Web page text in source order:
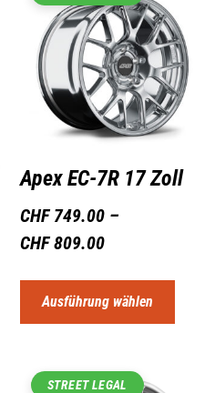
Apex EC-7R 17 Zoll
CHF749.00 –
CHF809.00
Ausführung wählen
STREET LEGAL